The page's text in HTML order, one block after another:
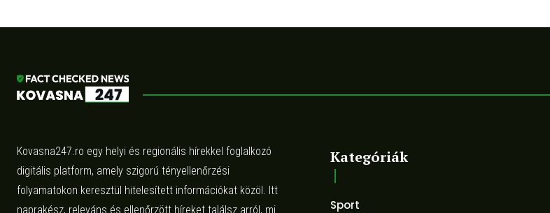
Kovasna247.ro egy helyi és regionális hírekkel foglalkozó
digitális platform, amely szigorú tényellenőrzési
folyamatokon keresztül hitelesített információkat közöl. Itt
naprakész, releváns és ellenőrzött híreket találsz arról, mi
Kategóriák
Sport